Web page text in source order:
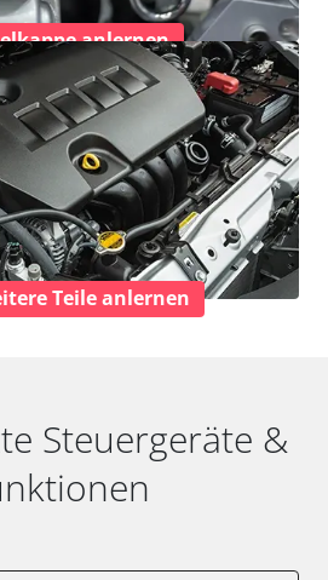
anlernen
Teile anlernen
Steuergeräte &